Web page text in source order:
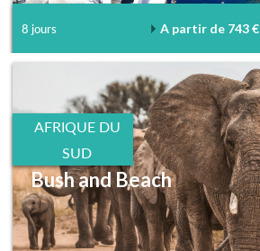
8 jours A partir de 743 €
AFRIQUE DU
SUD
Bush and Beach